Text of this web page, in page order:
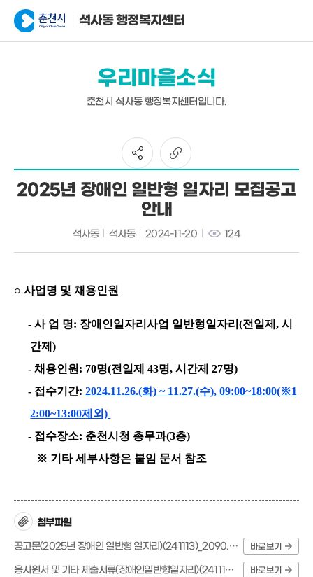
석사동 행정복지센터
우리마을소식
춘천시 석사동 행정복지센터입니다.
2025년 장애인 일반형 일자리 모집공고
안내
석사동 석사동 2024-11-20 124
○ 사업명 및 채용인원
- 사 업 명: 장애인일자리사업 일반형일자리(전일제, 시
간제)
- 채용인원: 70명(전일제 43명, 시간제 27명)
- 접수기간: 2024.11.26.(화) ~ 11.27.(수), 09:00~18:00(※1
2:00~13:00제외)
- 접수장소: 춘천시청 총무과(3층)
※ 기타 세부사항은 붙임 문서 참조
첨부파일
공고문(2025년 장애인 일반형 일자리)(241113)_2090.hwp
바로보기
응시원서 및 기타 제출서류(장애인일반형일자리)(241113)_2090.hwp 바로보기